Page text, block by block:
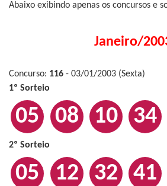
Abaixo exibindo apenas os concursos e
Janeiro/
Concurso: 116 - 03/01/2003 (Sexta)
1º Sorteio
05 08 10 34
2º Sorteio
05 12 32 41